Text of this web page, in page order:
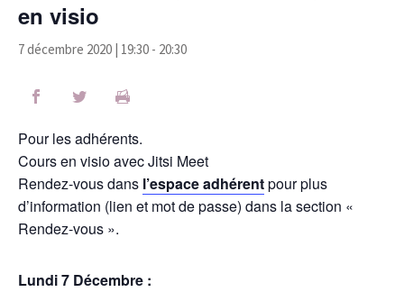
en visio
7 décembre 2020 | 19:30 - 20:30
Pour les adhérents.
Cours en visio avec Jitsi Meet
Rendez-vous dans l’espace adhérentpour plus
d’information (lien et mot de passe) dans la section «
Rendez-vous ».
Lundi 7 Décembre :